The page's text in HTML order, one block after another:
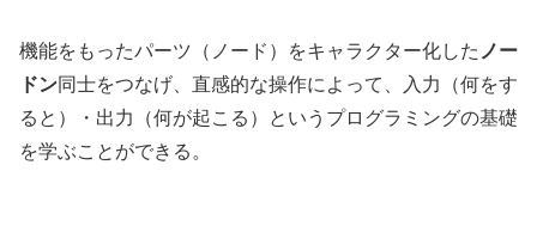
機能をもったパーツ（ノード）をキャラクター化した ノー
ドン同士をつなげ、直感的な操作によって、入力（何をす
ると）・出力（何が起こる）というプログラミングの基礎
を学ぶことができる。